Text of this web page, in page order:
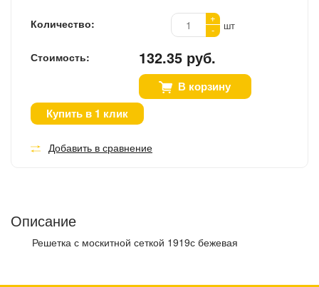
Количество:
+
-
шт
Стоимость: 132.35 руб.
В корзину
Купить в 1 клик
Добавить в сравнение
Описание
Решетка с москитной сеткой 1919с бежевая